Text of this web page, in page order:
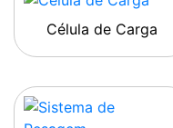
Célula de Carga